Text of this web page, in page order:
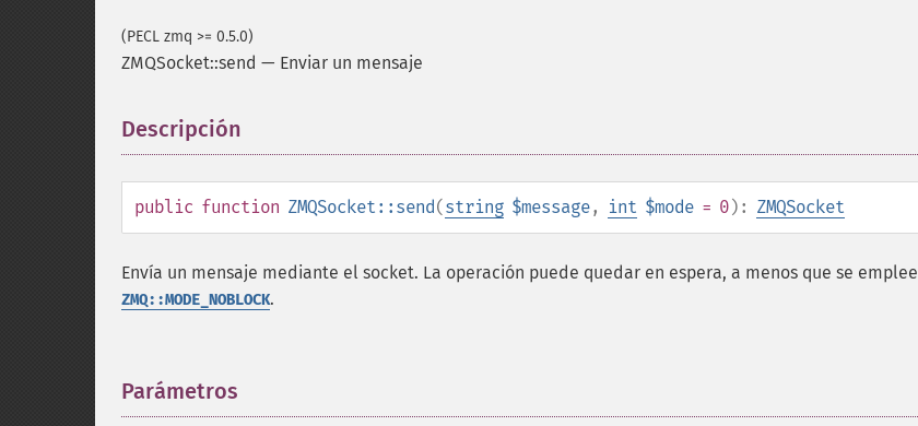
(PECL zmq >= 0.5.0)
ZMQSocket::send — Enviar un mensaje
Descripción
public function ZMQSocket::send(string $message, int $mode = 0): ZMQSocket
Envía un mensaje mediante el socket. La operación puede quedar en espera, a menos que se emplee
ZMQ::MODE_NOBLOCK.
Parámetros